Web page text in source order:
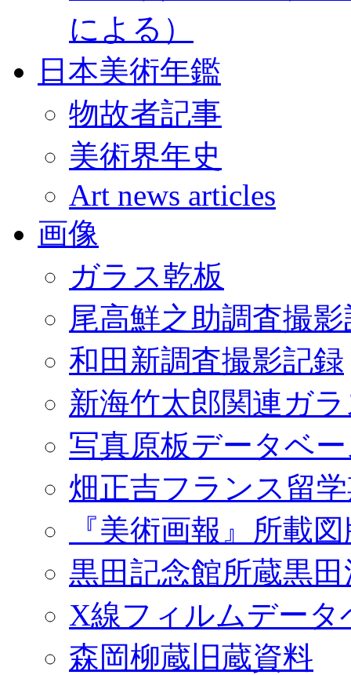
による）
日本美術年鑑
物故者記事
美術界年史
Art news articles
画像
ガラス乾板
尾高鮮之助調査撮
和田新調査撮影記録
新海竹太郎関連ガ
写真原板データベ
畑正吉フランス留
『美術画報』所載
黒田記念館所蔵黒
X線フィルムデータ
森岡柳蔵旧蔵資料